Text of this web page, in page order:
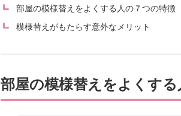
部屋の模様替えをよくする人の７つの特徴
模様替えがもたらす意外なメリット
部屋の模様替えをよくする